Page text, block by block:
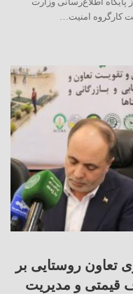
کارگروه امنیت…
روستایی بر
و مدیریت